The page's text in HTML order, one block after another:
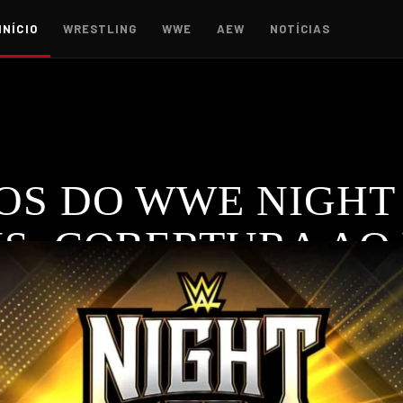
INÍCIO WRESTLING WWE AEW NOTÍCIAS
DO WWE NIGHT
COBERTURA
Of Champions, com combates emocionantes e reviravoltas